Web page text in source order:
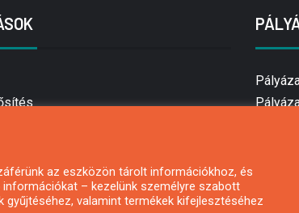
az eszközön tárolt információkhoz, és
– kezelünk személyre szabott
valamint termékek kifejlesztéséhez